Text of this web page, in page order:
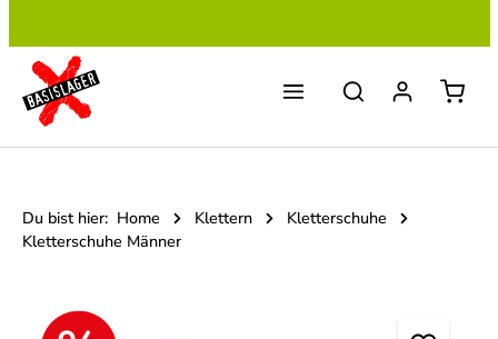
Du bist hier: Home Klettern
Kletterschuhe
Kletterschuhe Männer